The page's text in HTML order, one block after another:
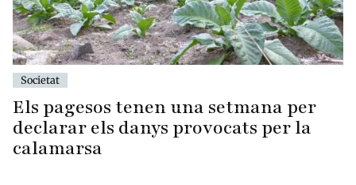
Societat
Els pagesos tenen una setmana per
declarar els danys provocats per la
calamarsa